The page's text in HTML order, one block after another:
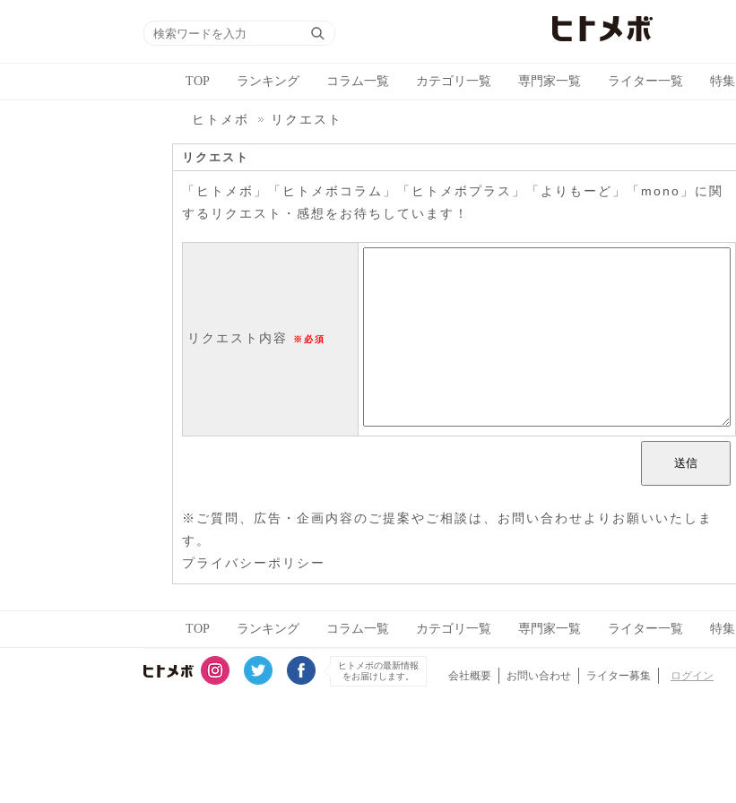
TOP ランキング コラム一覧 カテゴリ一覧 専門家一覧 ライター一覧 特集
ヒトメボ リクエスト
リクエスト
「ヒトメボ」「ヒトメボコラム」「ヒトメボプラス」「よりもーど」「mono」に関
するリクエスト・感想をお待ちしています！
リクエスト内容 ※必須
※ご質問、広告・企画内容のご提案やご相談は、 お問い合わせ よりお願いいたしま
す。
プライバシーポリシー
TOP ランキング コラム一覧 カテゴリ一覧 専門家一覧 ライター一覧 特集
ヒトメボの最新情報
をお届けします。
会社概要 お問い合わせ ライター募集 ログイン